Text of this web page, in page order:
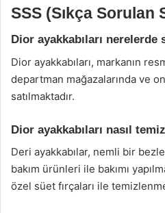
SSS (Sıkça Sorulan
Dior ayakkabıları nerelerde
Dior ayakkabıları, markanın
departman mağazalarında ve
satılmaktadır.
Dior ayakkabıları nasıl
Deri ayakkabılar, nemli bir
bakım ürünleri ile bakımı
özel süet fırçaları ile